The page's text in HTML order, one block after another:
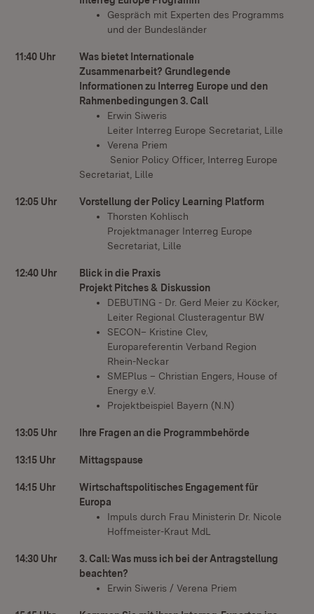
Gespräch mit Experten des Programms
und der Bundesländer
11:40 Uhr
Was bietet Internationale
Zusammenarbeit? Grundlegende
Informationen zu Interreg Europe und den
Rahmenbedingungen 3. Call
Erwin Siweris
Leiter Interreg Europe Secretariat, Lille
Verena Priem
Senior Policy Officer, Interreg Europe
Secretariat, Lille
12:05 Uhr
Vorstellung der Policy Learning Platform
Thorsten Kohlisch
Projektmanager Interreg Europe
Secretariat, Lille
12:40 Uhr
Blick in die Praxis
Projekt Pitches & Diskussion
DEBUTING - Dr. Gerd Meier zu Köcker,
Leiter Regional Clusteragentur BW
SECON– Kristine Clev,
Europareferentin Verband Region
Rhein-Neckar
SMEPlus – Christian Engers, House of
Energy e.V.
Projektbeispiel Bayern (N.N)
13:05 Uhr Ihre Fragen an die Programmbehörde
13:15 Uhr Mittagspause
14:15 Uhr
Wirtschaftspolitisches Engagement für
Europa
Impuls durch Frau Ministerin Dr. Nicole
Hoffmeister-Kraut MdL
14:30 Uhr
3. Call: Was muss ich bei der Antragstellung
beachten?
Erwin Siweris / Verena Priem